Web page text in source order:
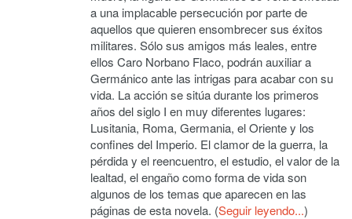
a una implacable persecución por parte de
aquellos que quieren ensombrecer sus éxitos
militares. Sólo sus amigos más leales, entre
ellos Caro Norbano Flaco, podrán auxiliar a
Germánico ante las intrigas para acabar con su
vida. La acción se sitúa durante los primeros
años del siglo I en muy diferentes lugares:
Lusitania, Roma, Germania, el Oriente y los
confines del Imperio. El clamor de la guerra, la
pérdida y el reencuentro, el estudio, el valor de la
lealtad, el engaño como forma de vida son
algunos de los temas que aparecen en las
páginas de esta novela. (Seguir leyendo...)